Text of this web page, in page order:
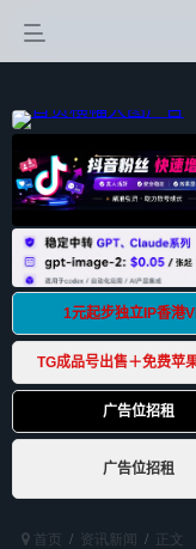
首页 资讯新闻 正文